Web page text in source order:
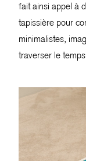
fait ainsi appel à
tapissière pour
minimalistes,
traverser le